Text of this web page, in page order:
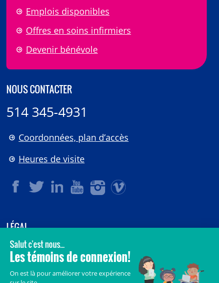
Emplois disponibles
Offres en soins infirmiers
Devenir bénévole
NOUS CONTACTER
514 345-4931
Coordonnées, plan d’accès
Heures de visite
LÉGAL
© 2006-2026CHU Sainte-Justine.
Tous droits réservés.
Crédits
Accès aux documents des organismes publics